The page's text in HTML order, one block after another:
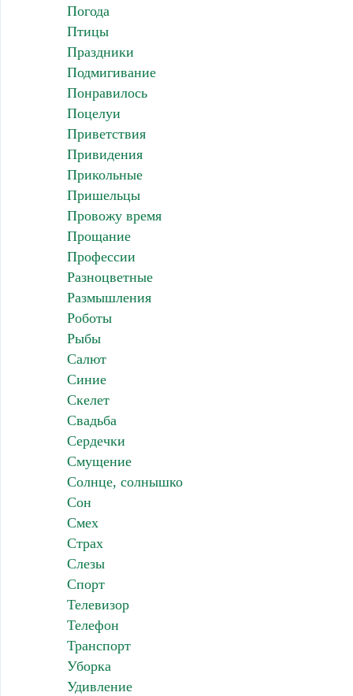
Погода
Птицы
Праздники
Подмигивание
Понравилось
Поцелуи
Приветствия
Привидения
Прикольные
Пришельцы
Провожу время
Прощание
Профессии
Разноцветные
Размышления
Роботы
Рыбы
Салют
Синие
Скелет
Свадьба
Сердечки
Смущение
Солнце, солнышко
Сон
Смех
Страх
Слезы
Спорт
Телевизор
Телефон
Транспорт
Уборка
Удивление